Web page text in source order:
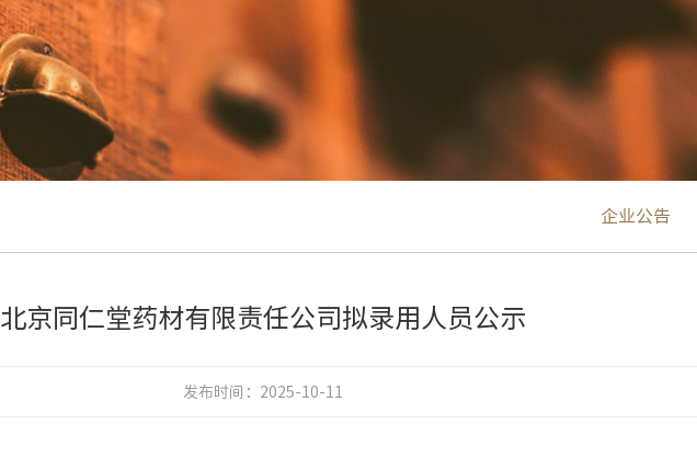
企业公告
北京同仁堂药材有限责任公司拟录用人员公示
发布时间： 2025-10-11